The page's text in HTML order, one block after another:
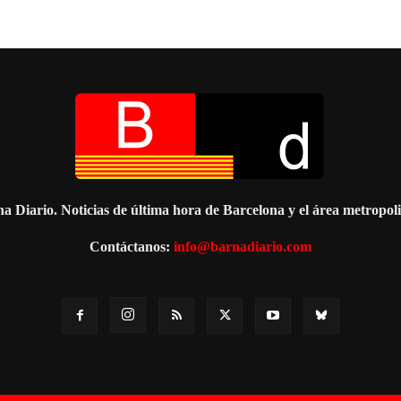
Diario. Noticias de última hora de Barcelona y el área
Contáctanos: info@barnadiario.com